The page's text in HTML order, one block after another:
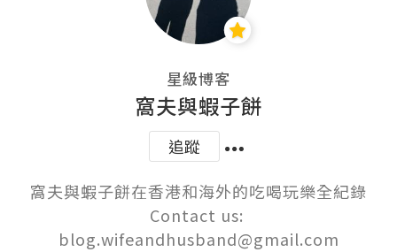
星級博客
窩夫與蝦子餅
追蹤
窩夫與蝦子餅在香港和海外的吃喝玩樂全紀錄
Contact us:
blog.wifeandhusband@gmail.com